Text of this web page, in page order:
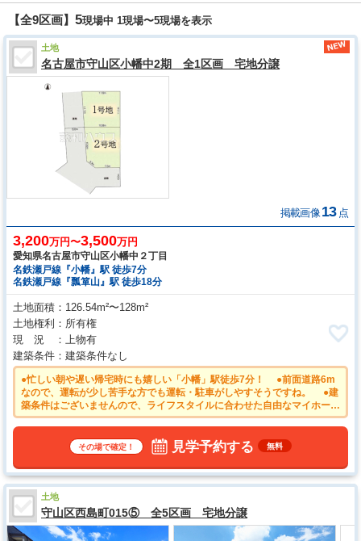
【全9区画】 5現場中 1現場〜5現場を表示
土地
名古屋市守山区小幡中2期 全1区画 宅地分譲
掲載画像 13 点
3,200万円〜3,500万円
愛知県名古屋市守山区小幡中２丁目
名鉄瀬戸線『小幡』駅 徒歩7分
名鉄瀬戸線『瓢箪山』駅 徒歩18分
土地面積
126.54m²〜128m²
土地権利
所有権
現 況
上物有
建築条件
建築条件なし
●忙しい朝や遅い帰宅時にも嬉しい「小幡」駅徒歩7分！ ●前面道路6m
なので、運転が少し苦手な方でも運転・駐車がしやすそうですね。 ●建
築条件はございませんので、ライフスタイルに合わせた自由なマイホーム
づくりが可能です。
その場で確定！ 見学予約する 無料
土地
守山区西島町015⑤ 全5区画 宅地分譲